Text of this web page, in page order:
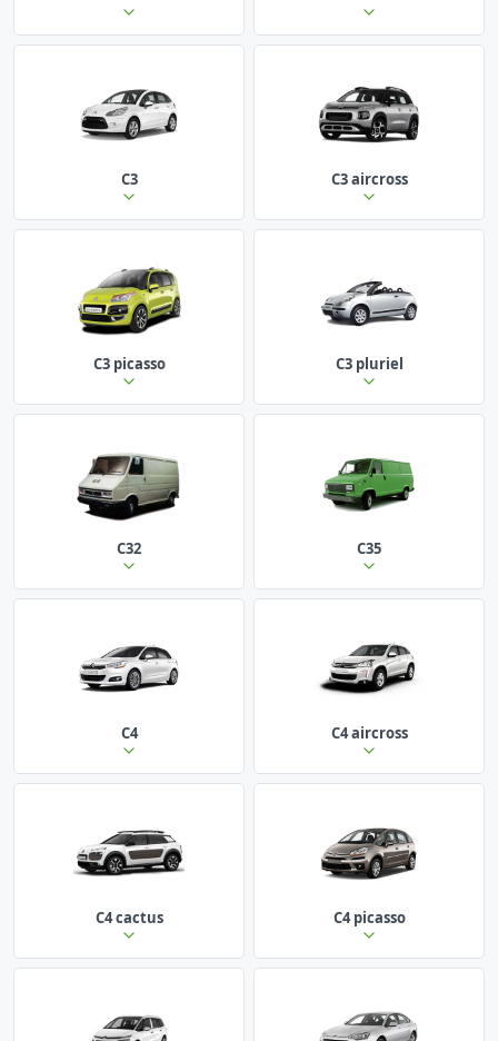
C3 C3 aircross
C3 picasso C3 pluriel
C32 C35
C4 C4 aircross
C4 cactus C4 picasso